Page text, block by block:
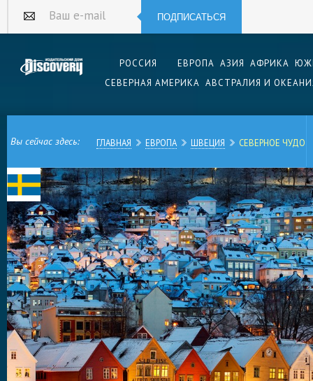
Ваш e-mail ПОДПИСАТЬСЯ
РОССИЯ ЕВРОПА АЗИЯ АФРИКА
СЕВЕРНАЯ АМЕРИКА АВСТРАЛИЯ И
Вы сейчас здесь: ГЛАВНАЯ ЕВРОПА ШВЕЦИЯ СЕВЕРНОЕ ЧУДО